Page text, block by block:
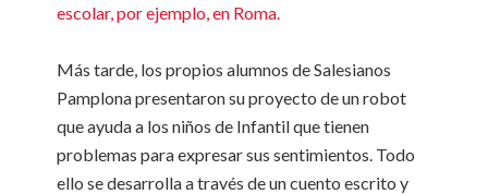
escolar, por ejemplo, en Roma.
Más tarde, los propios alumnos de Salesianos
Pamplona presentaron su proyecto de un robot
que ayuda a los niños de Infantil que tienen
problemas para expresar sus sentimientos. Todo
ello se desarrolla a través de un cuento escrito y